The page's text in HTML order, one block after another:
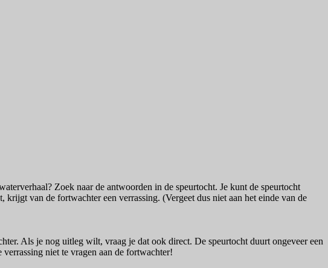
Zoek naar de antwoorden in de speurtocht. Je kunt de speurtocht
van de fortwachter een verrassing. (Vergeet dus niet aan het einde van de
Als je nog uitleg wilt, vraag je dat ook direct. De speurtocht duurt ongeveer een
niet te vragen aan de fortwachter!